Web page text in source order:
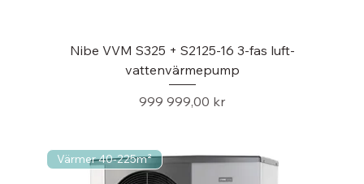
Nibe VVM S325 + S2125-16 3-fas luft-
vattenvärmepump
Pris
999 999,00 kr
Värmer 40-225m²